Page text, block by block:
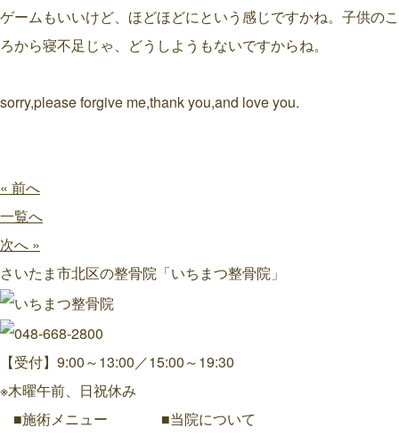
ゲームもいいけど、ほどほどにという感じですかね。子供のこ
ろから寝不足じゃ、どうしようもないですからね。
sorry,please forgive me,thank you,and love you.
« 前へ
一覧へ
次へ »
さいたま市北区の整骨院「いちまつ整骨院」
【受付】9:00～13:00／15:00～19:30
※木曜午前、日祝休み
■施術メニュー
■当院について